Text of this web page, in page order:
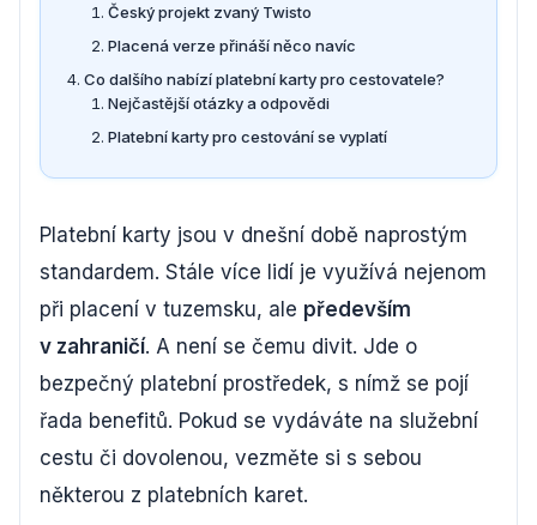
Český projekt zvaný Twisto
Placená verze přináší něco navíc
Co dalšího nabízí platební karty pro cestovatele?
Nejčastější otázky a odpovědi
Platební karty pro cestování se vyplatí
Platební karty jsou v dnešní době naprostým
standardem. Stále více lidí je využívá nejenom
při placení v tuzemsku, ale především
v zahraničí. A není se čemu divit. Jde o
bezpečný platební prostředek, s nímž se pojí
řada benefitů. Pokud se vydáváte na služební
cestu či dovolenou, vezměte si s sebou
některou z platebních karet.